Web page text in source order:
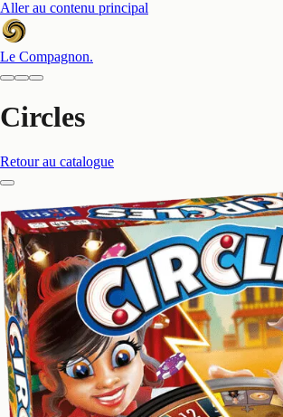
Aller au contenu principal
Le Compagnon.
Circles
Retour au catalogue